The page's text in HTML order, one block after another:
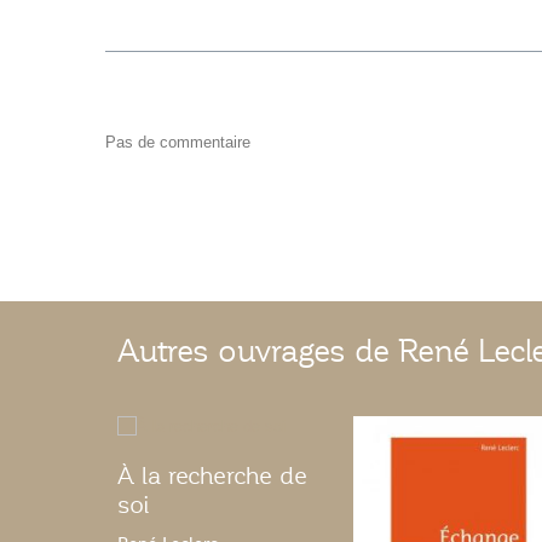
Pas de commentaire
Autres ouvrages de René
À la recherche de
soi